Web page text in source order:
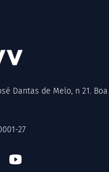
Dantas de Melo, n 21.
27